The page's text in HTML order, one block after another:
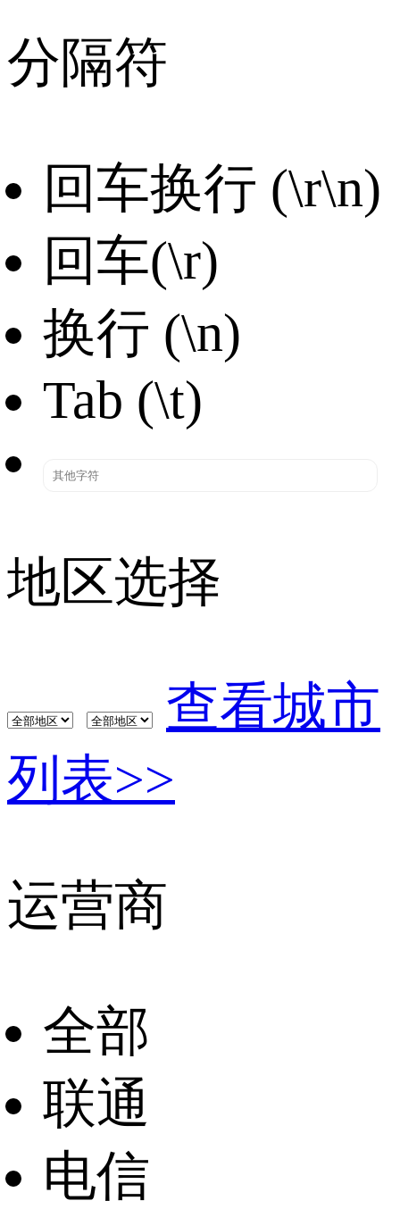
分隔符
回车换行 (\r\n)
回车(\r)
换行 (\n)
Tab (\t)
地区选择
查看城市
列表>>
运营商
全部
联通
电信